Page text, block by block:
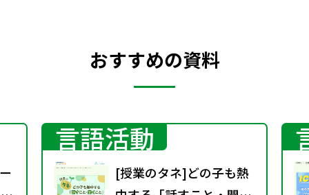
おすすめの資料
言語活動
[授業のタネ]どの子も熱